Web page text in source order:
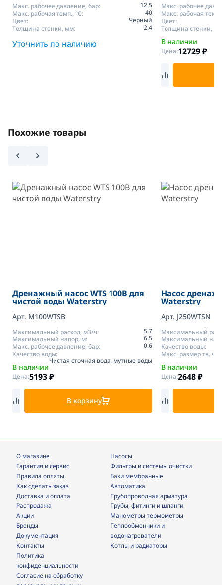
Макс. рабочее давление, бар:
12.5
Макс. рабочая темп., °С:
40
Цвет:
Черный
Толщина стенки, мм:
2.4
Уточнить по наличию
Макс. рабочее
Макс. рабочая
Цвет:
Толщина стенки,
В наличии
Цена:12729₽
Похожие товары
Дренажный насос WTS 100B для
чистой воды Waterstry
Арт. M100WTSB
Максимальный расход, м3/ч:
5.7
Максимальный напор, м:
6.5
Макс. рабочее давление, бар:
0.6
Качество воды:
Чистая сточная вода, мутные воды
В наличии
Цена:5193₽
В корзину
Насос
Waterstry
Арт. J250WTSN
Максимальный
Максимальный
Качество воды:
Макс. размер тв.
В наличии
Цена:2648₽
О магазине
Гарантия и сервис
Правила оплаты
Как сделать заказ
Доставка и оплата
Распродажа
Акции
Бренды
Документация
Контакты
Насосы
фильтры и системы очистки
Баки мембранные
Автоматика
трубопроводная арматура
трубы, фитинги и шланги
манометры термометры
теплообменники и
водонагреватели
Котлы и радиаторы
Политика
конфиденциальности
Согласие на обработку